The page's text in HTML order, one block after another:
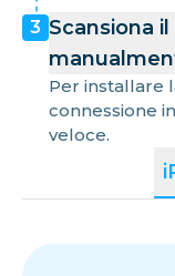
3 Scansiona
Per installare
connessione
veloce.